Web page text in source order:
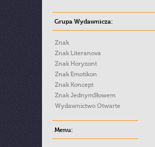
Grupa Wydawnicza:
Znak
Znak Literanova
Znak Horyzont
Znak Emotikon
Znak Koncept
Znak JednymSłowem
Wydawnictwo Otwarte
Menu: